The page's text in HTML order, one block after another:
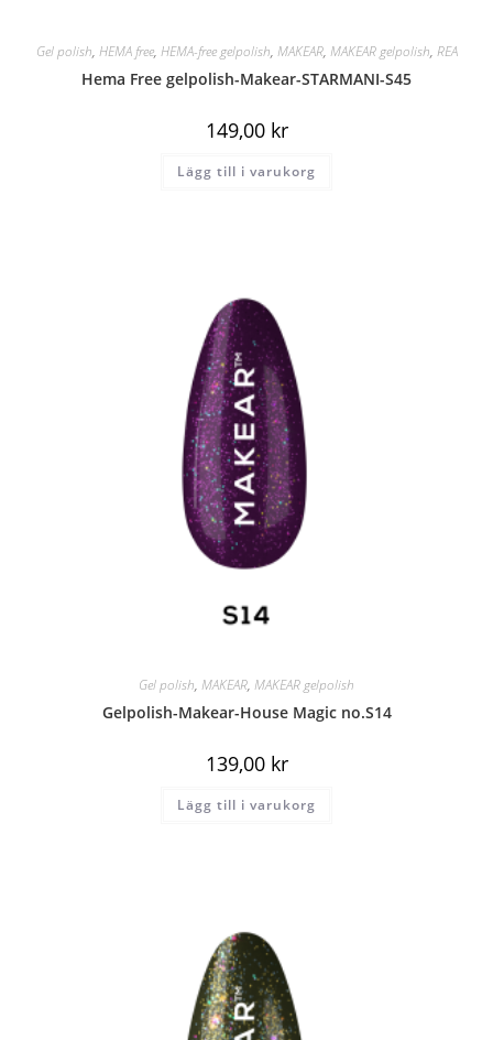
Gel polish, HEMA free, HEMA-free gelpolish, MAKEAR, MAKEAR gelpolish, REA
Hema Free gelpolish-Makear-STARMANI-S45
149,00 kr
Lägg till i varukorg
Gel polish, MAKEAR, MAKEAR gelpolish
Gelpolish-Makear-House Magic no.S14
139,00 kr
Lägg till i varukorg